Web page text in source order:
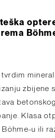
tvrdim
zbijene
Klasa
Böhme-u ili